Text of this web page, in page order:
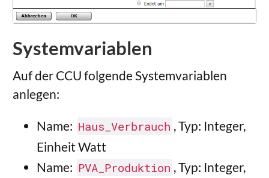
Systemvariablen
Auf der CCU folgende Systemvariablen
anlegen:
Name: Haus_Verbrauch , Typ: Integer,
Einheit Watt
Name: PVA_Produktion , Typ: Integer,